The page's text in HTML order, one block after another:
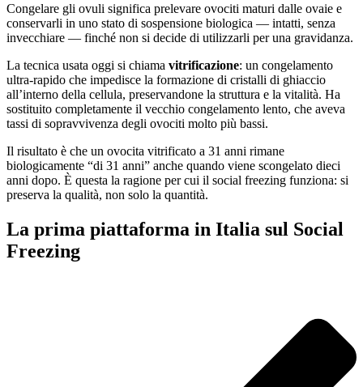
Congelare gli ovuli significa prelevare ovociti maturi dalle ovaie e
conservarli in uno stato di sospensione biologica — intatti, senza
invecchiare — finché non si decide di utilizzarli per una gravidanza.
La tecnica usata oggi si chiama vitrificazione: un congelamento
ultra-rapido che impedisce la formazione di cristalli di ghiaccio
all’interno della cellula, preservandone la struttura e la vitalità. Ha
sostituito completamente il vecchio congelamento lento, che aveva
tassi di sopravvivenza degli ovociti molto più bassi.
Il risultato è che un ovocita vitrificato a 31 anni rimane
biologicamente “di 31 anni” anche quando viene scongelato dieci
anni dopo. È questa la ragione per cui il social freezing funziona: si
preserva la qualità, non solo la quantità.
La prima piattaforma in Italia sul Social
Freezing